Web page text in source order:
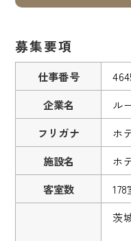
募集要項
仕事番号
企業名
ル
フリガナ
ホ
施設名
ホ
客室数
178
茨